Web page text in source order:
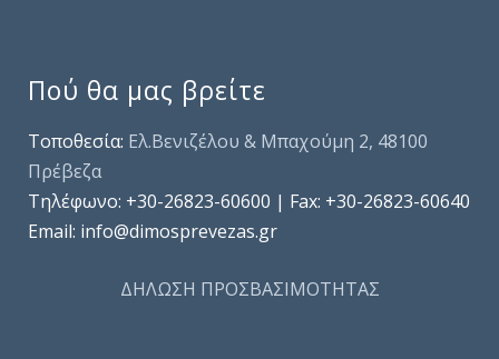
Πού θα μας βρείτε
Τοποθεσία: Ελ.Βενιζέλου & Μπαχούμη 2, 48100
Πρέβεζα
Τηλέφωνo: +30-26823-60600 | Fax: +30-26823-60640
Email: info@dimosprevezas.gr
ΔΗΛΩΣΗ ΠΡΟΣΒΑΣΙΜΟΤΗΤΑΣ